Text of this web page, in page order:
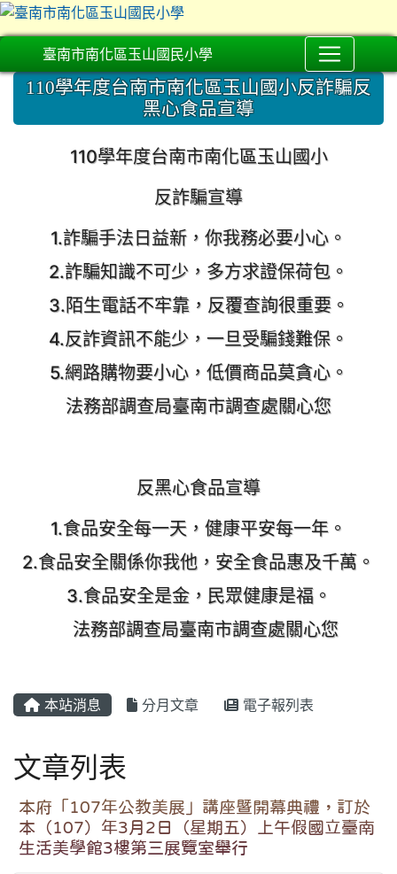
臺南市南化區玉山國民小學
110學年度台南市南化區玉山國小反詐騙反
黑心食品宣導
110學年度台南市南化區玉山國小
反詐騙宣導
1.詐騙手法日益新，你我務必要小心。
2.詐騙知識不可少，多方求證保荷包。
3.陌生電話不牢靠，反覆查詢很重要。
4.反詐資訊不能少，一旦受騙錢難保。
5.網路購物要小心，低價商品莫貪心。
法務部調查局臺南市調查處關心您
反黑心食品宣導
1.食品安全每一天，健康平安每一年。
2.食品安全關係你我他，安全食品惠及千萬。
3.食品安全是金，民眾健康是福。
法務部調查局臺南市調查處關心您
本站消息 分月文章 電子報列表
文章列表
本府「107年公教美展」講座暨開幕典禮，訂於
本（107）年3月2日（星期五）上午假國立臺南
生活美學館3樓第三展覽室舉行